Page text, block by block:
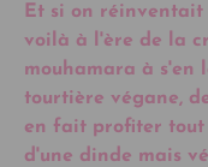
Et si on réinventait
voilà à l'ère de la
mouhamara à s'en
tourtière végane,
en fait profiter tout
d'une dinde mais